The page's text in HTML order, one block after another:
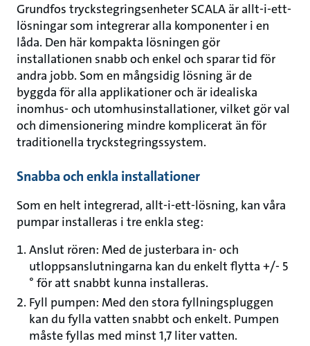
Grundfos tryckstegringsenheter SCALA är allt-i-ett-
lösningar som integrerar alla komponenter i en
låda. Den här kompakta lösningen gör
installationen snabb och enkel och sparar tid för
andra jobb. Som en mångsidig lösning är de
byggda för alla applikationer och är idealiska
inomhus- och utomhusinstallationer, vilket gör val
och dimensionering mindre komplicerat än för
traditionella tryckstegringssystem.
Snabba och enkla installationer
Som en helt integrerad, allt-i-ett-lösning, kan våra
pumpar installeras i tre enkla steg:
Anslut rören: Med de justerbara in- och
utloppsanslutningarna kan du enkelt flytta +/- 5
° för att snabbt kunna installeras.
Fyll pumpen: Med den stora fyllningspluggen
kan du fylla vatten snabbt och enkelt. Pumpen
måste fyllas med minst 1,7 liter vatten.